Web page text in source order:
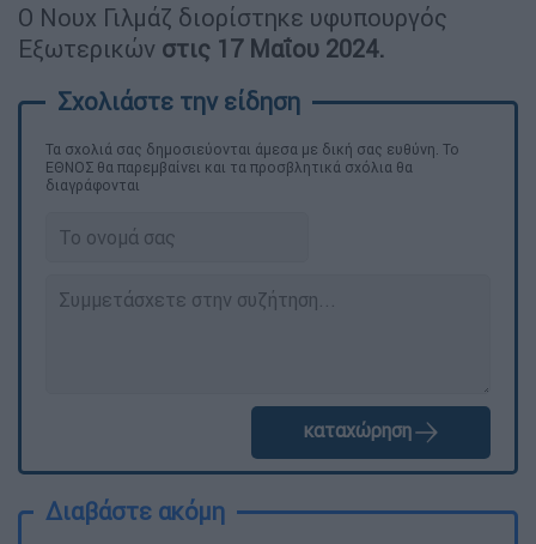
Ο Νουχ Γιλμάζ διορίστηκε υφυπουργός
Εξωτερικών στις 17 Μαΐου 2024.
Τα σχολιά σας δημοσιεύονται άμεσα με δική σας ευθύνη. Το
ΕΘΝΟΣ θα παρεμβαίνει και τα προσβλητικά σχόλια θα
διαγράφονται
καταχώρηση
Διαβάστε ακόμη